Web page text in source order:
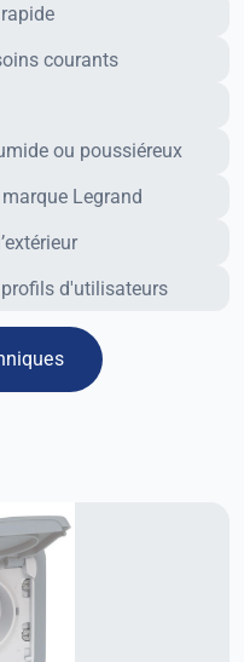
courants
ou poussiéreux
Legrand
d'utilisateurs